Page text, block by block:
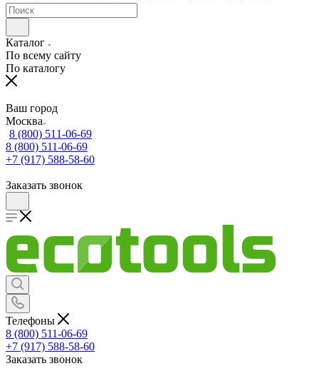
Каталог
По всему сайту
По каталогу
Ваш город
Москва
8 (800) 511-06-69
8 (800) 511-06-69
+7 (917) 588-58-60
Заказать звонок
Телефоны
8 (800) 511-06-69
+7 (917) 588-58-60
Заказать звонок